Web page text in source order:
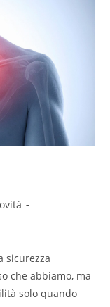
sicurezza
che abbiamo, ma
solo quando